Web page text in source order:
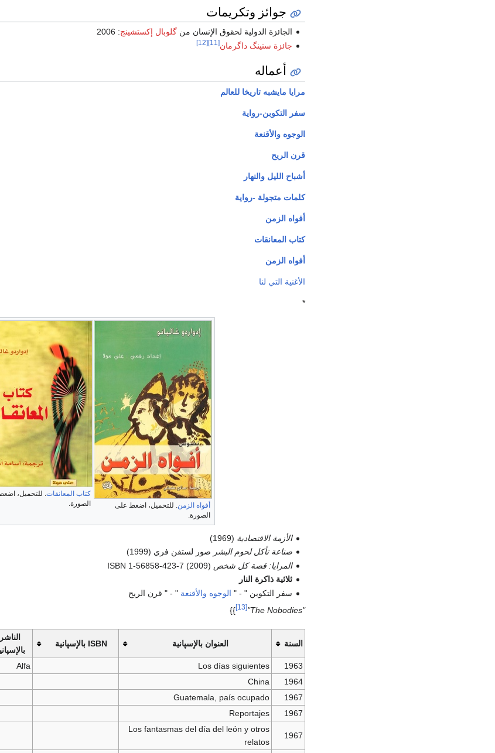
جوائز وتكريمات
الجائزة الدولية لحقوق الإنسان منگلوبال إكستشينج: 2006
جائزة ستينگ داگرمان[11]
[12]
أعماله
مرايا مايشبه تاريخا للعالم
سفر التكوبن-رواية
الوجوه والأقنعة
قرن الريح
أشباح الليل والنهار
كلمات متجولة -رواية
أفواه الزمن
كتاب المعانقات
أفواه الزمن
الأغنية التي لنا
*
أفواه الزمن. للتحميل، اضعط على
الصورة.
كتاب المعانقات. للتحميل،
الصورة.
الأزمة الاقتصادية (1969)
صناعة تأكل لحوم البشر صور لستفن فري (1999)
المرايا: قصة كل شخص (2009) ISBN 1-56858-423-7
ثلاثية ذاكرة النار
سفر التكوين " - " الوجوه والأقنعة " - " قرن الريح
"The Nobodies"
[13]
}}
السنة العنوان بالإسپانية ISBN بالإسپانية
الناشر
1963
Los días siguientes
Alfa
1964
China
1967
Guatemala, país ocupado
1967
Reportajes
1967
Los fantasmas del día del león y otros
relatos